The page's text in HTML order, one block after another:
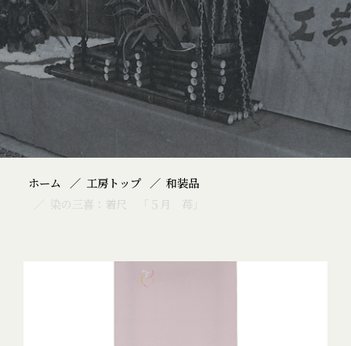
ホーム 工房トップ
和装品
染の三喜：着尺 「５月 苺」